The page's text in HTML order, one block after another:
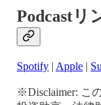
Podcastリ
Spotify | Apple |
※Disclaimer: こ